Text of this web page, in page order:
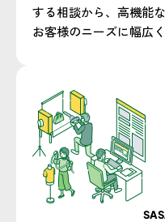
する相談から、高機能
お客様のニーズに幅広